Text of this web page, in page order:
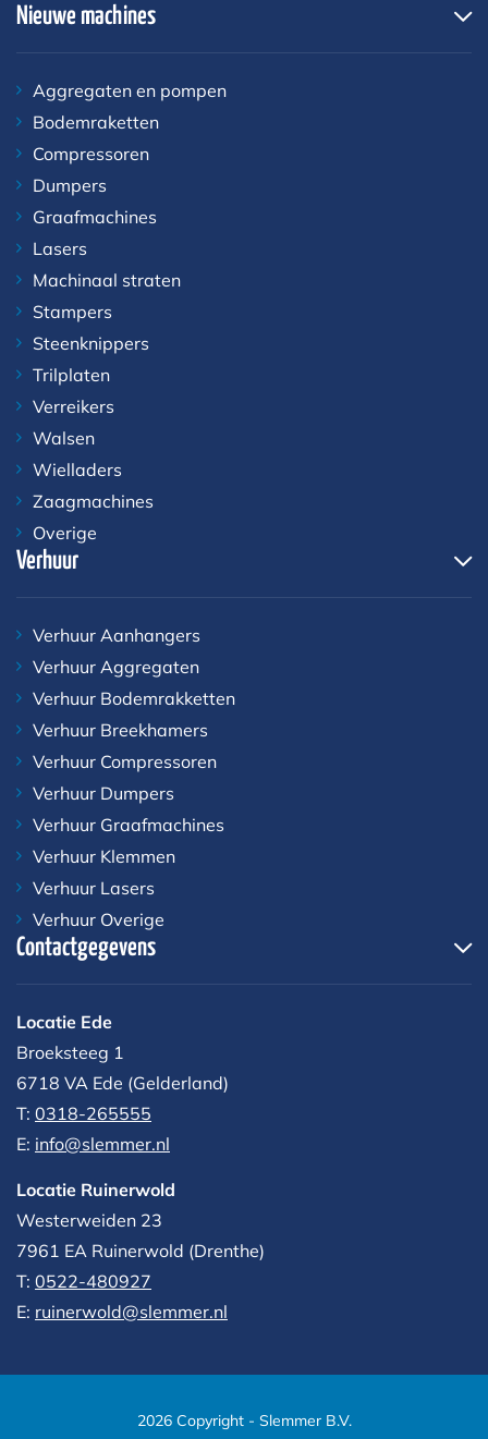
Nieuwe machines
Aggregaten en pompen
Bodemraketten
Compressoren
Dumpers
Graafmachines
Lasers
Machinaal straten
Stampers
Steenknippers
Trilplaten
Verreikers
Walsen
Wielladers
Zaagmachines
Overige
Verhuur
Verhuur Aanhangers
Verhuur Aggregaten
Verhuur Bodemrakketten
Verhuur Breekhamers
Verhuur Compressoren
Verhuur Dumpers
Verhuur Graafmachines
Verhuur Klemmen
Verhuur Lasers
Verhuur Overige
Contactgegevens
Locatie Ede
Broeksteeg 1
6718 VA Ede (Gelderland)
T: 0318-265555
E: info@slemmer.nl
Locatie Ruinerwold
Westerweiden 23
7961 EA Ruinerwold (Drenthe)
T: 0522-480927‬
E: ruinerwold@slemmer.nl
2026 Copyright - Slemmer B.V.